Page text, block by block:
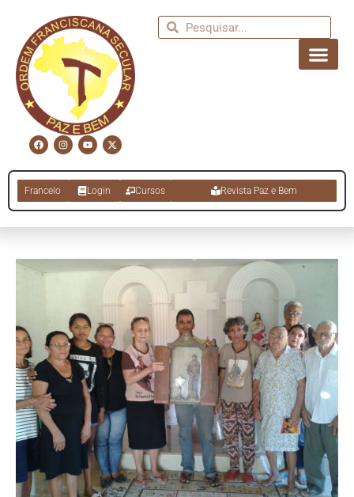
Francelo Login Cursos Revista Paz e Bem